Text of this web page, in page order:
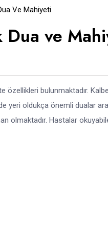
Ve Mahiyeti
Dua ve
bulunmaktadır.
oldukça önemli dualar
olmaktadır. Hastalar